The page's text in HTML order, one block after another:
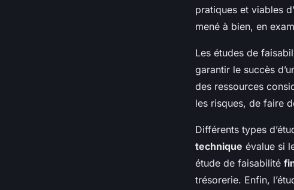
pratiques et viables
mené à bien, en
Les études de
garantir le succès
des ressources
les risques, de faire
Différents types
technique évalue si
étude de faisabilité
trésorerie. Enfin,